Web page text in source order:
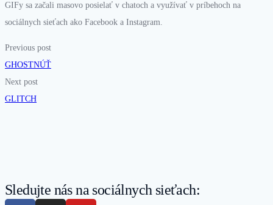
GIFy sa začali masovo posielať v chatoch a využívať v príbehoch na
sociálnych sieťach ako Facebook a Instagram.
Previous post
GHOSTNÚŤ
Next post
GLITCH
Sledujte nás na sociálnych sieťach: